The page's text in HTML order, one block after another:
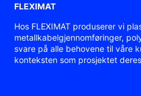
FLEXIMAT
Hos FLEXIMAT produserer vi
metallkabelgjennomføringer,
svare på alle behovene til våre
konteksten som prosjektet